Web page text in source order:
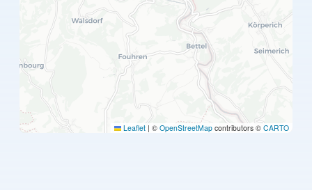
Leaflet | © OpenStreetMap contributors © CARTO